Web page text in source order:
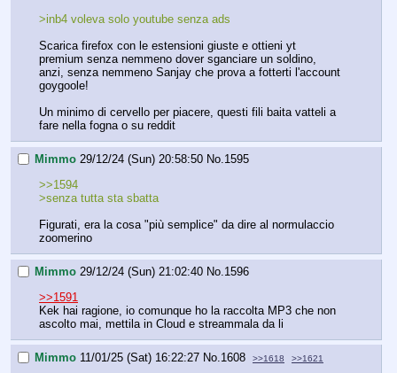
>inb4 voleva solo youtube senza ads
Scarica firefox con le estensioni giuste e ottieni yt
premium senza nemmeno dover sganciare un soldino,
anzi, senza nemmeno Sanjay che prova a fotterti l'account
goygoole!
Un minimo di cervello per piacere, questi fili baita vatteli a
fare nella fogna o su reddit
Mimmo 29/12/24 (Sun) 20:58:50 No.1595
>>1594
>senza tutta sta sbatta
Figurati, era la cosa "più semplice" da dire al normulaccio
zoomerino
Mimmo 29/12/24 (Sun) 21:02:40 No.1596
>>1591
Kek hai ragione, io comunque ho la raccolta MP3 che non
ascolto mai, mettila in Cloud e streammala da li
Mimmo 11/01/25 (Sat) 16:22:27 No.1608 >>1618 >>1621